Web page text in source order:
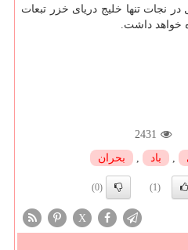
نجات تنها خلیج دریای خزر تبعات
خواهد داشت.
2431
, باد , بحران
(1)
(0)
X